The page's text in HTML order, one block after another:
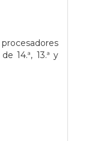
14.ª, 13.ª y